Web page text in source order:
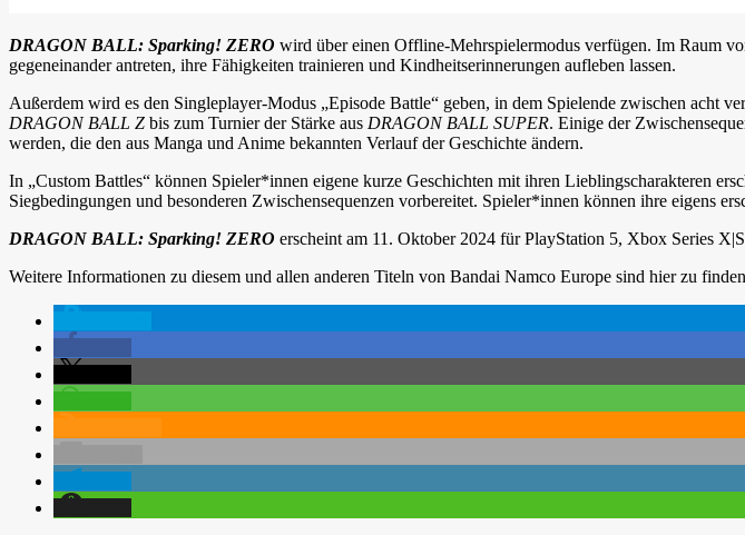
DRAGON BALL: Sparking! ZERO wird über einen Offline-Mehrspielermodus verfügen. Im Raum
gegeneinander antreten, ihre Fähigkeiten trainieren und Kindheitserinnerungen aufleben lassen.
Außerdem wird es den Singleplayer-Modus „Episode Battle“ geben, in dem Spielende zwischen acht
DRAGON BALL Z bis zum Turnier der Stärke aus DRAGON BALL SUPER. Einige der
werden, die den aus Manga und Anime bekannten Verlauf der Geschichte ändern.
In „Custom Battles“ können Spieler*innen eigene kurze Geschichten mit ihren Lieblingscharakteren
Siegbedingungen und besonderen Zwischensequenzen vorbereitet. Spieler*innen können ihre eigens
DRAGON BALL: Sparking! ZERO erscheint am 11. Oktober 2024 für PlayStation 5, Xbox Series
Weitere Informationen zu diesem und allen anderen Titeln von Bandai Namco Europe sind hier zu